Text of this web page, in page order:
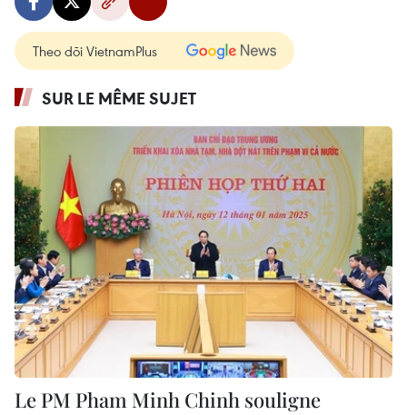
Theo dõi VietnamPlus
SUR LE MÊME SUJET
Le PM Pham Minh Chinh souligne